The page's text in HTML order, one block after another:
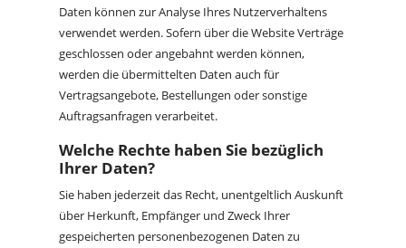
Daten können zur Analyse Ihres Nutzerverhaltens
verwendet werden. Sofern über die Website Verträge
geschlossen oder angebahnt werden können,
werden die übermittelten Daten auch für
Vertragsangebote, Bestellungen oder sonstige
Auftragsanfragen verarbeitet.
Welche Rechte haben Sie bezüglich
Ihrer Daten?
Sie haben jederzeit das Recht, unentgeltlich Auskunft
über Herkunft, Empfänger und Zweck Ihrer
gespeicherten personenbezogenen Daten zu